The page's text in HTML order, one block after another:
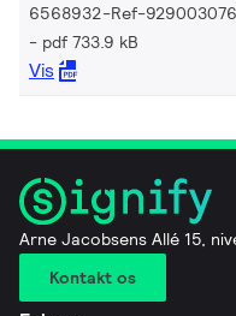
6568932-Ref-
pdf 733.9 kB
Vis
Arne Jacobsens Allé 15,
Kontakt os